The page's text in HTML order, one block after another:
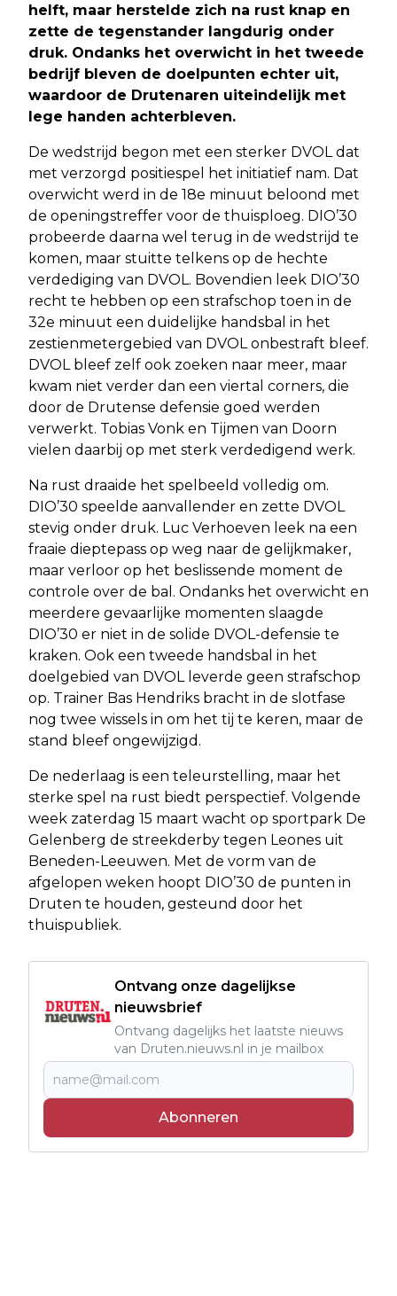
helft, maar herstelde zich na rust knap en
zette de tegenstander langdurig onder
druk. Ondanks het overwicht in het tweede
bedrijf bleven de doelpunten echter uit,
waardoor de Drutenaren uiteindelijk met
lege handen achterbleven.
De wedstrijd begon met een sterker DVOL dat
met verzorgd positiespel het initiatief nam. Dat
overwicht werd in de 18e minuut beloond met
de openingstreffer voor de thuisploeg. DIO’30
probeerde daarna wel terug in de wedstrijd te
komen, maar stuitte telkens op de hechte
verdediging van DVOL. Bovendien leek DIO’30
recht te hebben op een strafschop toen in de
32e minuut een duidelijke handsbal in het
zestienmetergebied van DVOL onbestraft bleef.
DVOL bleef zelf ook zoeken naar meer, maar
kwam niet verder dan een viertal corners, die
door de Drutense defensie goed werden
verwerkt. Tobias Vonk en Tijmen van Doorn
vielen daarbij op met sterk verdedigend werk.
Na rust draaide het spelbeeld volledig om.
DIO’30 speelde aanvallender en zette DVOL
stevig onder druk. Luc Verhoeven leek na een
fraaie dieptepass op weg naar de gelijkmaker,
maar verloor op het beslissende moment de
controle over de bal. Ondanks het overwicht en
meerdere gevaarlijke momenten slaagde
DIO’30 er niet in de solide DVOL-defensie te
kraken. Ook een tweede handsbal in het
doelgebied van DVOL leverde geen strafschop
op. Trainer Bas Hendriks bracht in de slotfase
nog twee wissels in om het tij te keren, maar de
stand bleef ongewijzigd.
De nederlaag is een teleurstelling, maar het
sterke spel na rust biedt perspectief. Volgende
week zaterdag 15 maart wacht op sportpark De
Gelenberg de streekderby tegen Leones uit
Beneden-Leeuwen. Met de vorm van de
afgelopen weken hoopt DIO’30 de punten in
Druten te houden, gesteund door het
thuispubliek.
Ontvang onze dagelijkse
nieuwsbrief
Ontvang dagelijks het laatste nieuws
van Druten.nieuws.nl in je mailbox
Abonneren